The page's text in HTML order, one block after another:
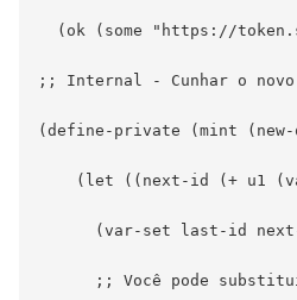
(ok (some "https://
;; Internal - Cunhar o novo
(define-private (mint
(let ((next-id (+ u1
(var-set last-id
;; Você pode